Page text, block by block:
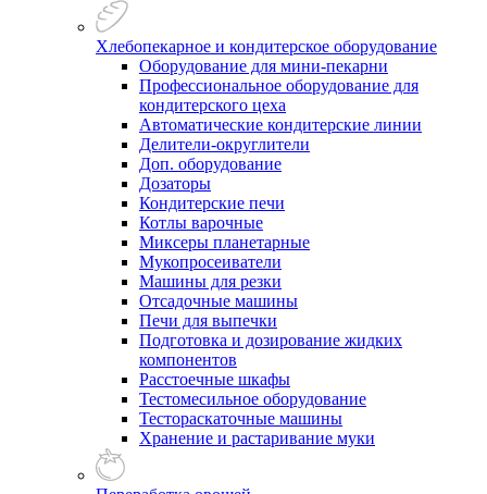
Хлебопекарное и кондитерское оборудование
Оборудование для мини-пекарни
Профессиональное оборудование для
кондитерского цеха
Автоматические кондитерские линии
Делители-округлители
Доп. оборудование
Дозаторы
Кондитерские печи
Котлы варочные
Миксеры планетарные
Мукопросеиватели
Машины для резки
Отсадочные машины
Печи для выпечки
Подготовка и дозирование жидких
компонентов
Расстоечные шкафы
Тестомесильное оборудование
Тестораскаточные машины
Хранение и растаривание муки